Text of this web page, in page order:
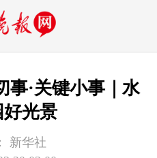
事·关键小事｜水
光景
新华社